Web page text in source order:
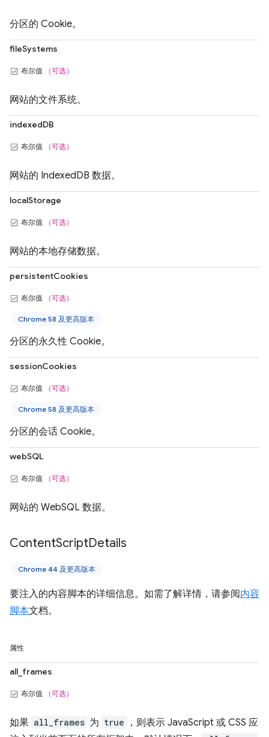
分区的 Cookie。
fileSystems
布尔值 （可选）
网站的文件系统。
indexedDB
布尔值 （可选）
网站的 IndexedDB 数据。
localStorage
布尔值 （可选）
网站的本地存储数据。
persistentCookies
布尔值 （可选）
Chrome 58 及更高版本
分区的永久性 Cookie。
sessionCookies
布尔值 （可选）
Chrome 58 及更高版本
分区的会话 Cookie。
webSQL
布尔值 （可选）
网站的 WebSQL 数据。
ContentScriptDetails
Chrome 44 及更高版本
要注入的内容脚本的详细信息。如需了解详情，请参阅内容
脚本文档。
属性
all_frames
布尔值 （可选）
如果 all_frames 为 true
，则表示 JavaScript 或 CSS 应